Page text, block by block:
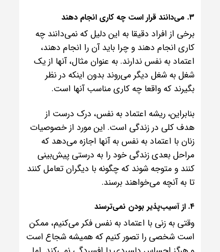
۳. می‌دانند قرار است چه کاری انجام دهند
برخی از افراد دقیقا به این دلیل که نمی‌دانند چه
کاری انجام دهند و چرا باید آن را انجام دهند،
اعتماد به نفس ندارند. به عنوان مثال، آنها از یک
شغل به شغل دیگر می‌روند بدون اینکه در نظر
بگیرند که واقعا چه کاری مناسب آنها است.
بنابراین، ریشه اعتماد به نفس، درک درست از
هدف کلی در زندگی است. این مورد از خصوصیات
زنان با اعتماد به نفس به آنها اجازه می‌دهد که
مراحل بعدی زندگی خود را به درستی پیش‌بینی
کنند و متوجه شوند که چگونه با دیگران تعامل کنند
تا به آنچه می‌خواهند برسند.
۴. از آسیب‌پذیر بودن نمی‌ترسند
وقتی به زنی با اعتماد به نفس فکر می‌کنیم، ممکن
است شخصی را تصور کنیم که همیشه شجاع است